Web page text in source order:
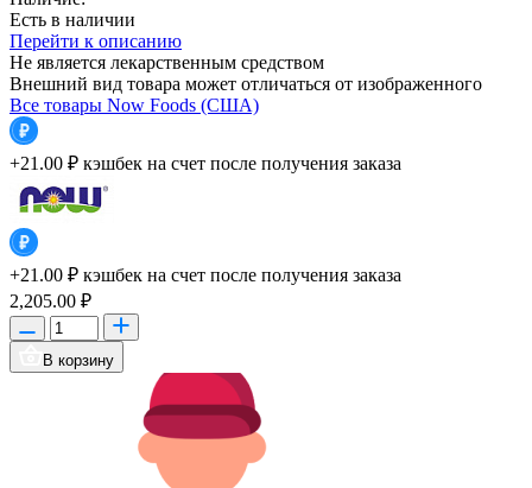
Есть в наличии
Перейти к описанию
Не является лекарственным средством
Внешний вид товара может отличаться от изображенного
Все товары Now Foods (США)
+21.00 ₽ кэшбек на счет после получения заказа
+21.00 ₽ кэшбек на счет после получения заказа
2,205.00 ₽
В корзину